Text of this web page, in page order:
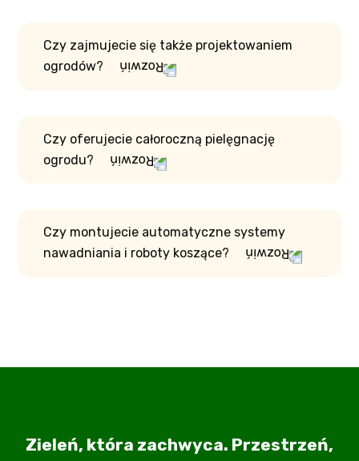
Czy zajmujecie się także projektowaniem
ogrodów?
Czy oferujecie całoroczną pielęgnację
ogrodu?
Czy montujecie automatyczne systemy
nawadniania i roboty koszące?
Zieleń, która zachwyca. Przestrzeń,